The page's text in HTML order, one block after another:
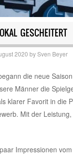
GESCHEITERT
2020 bySven Beyer
die neue
Männer die
klarer Favorit in die
Mit der
Impressionen